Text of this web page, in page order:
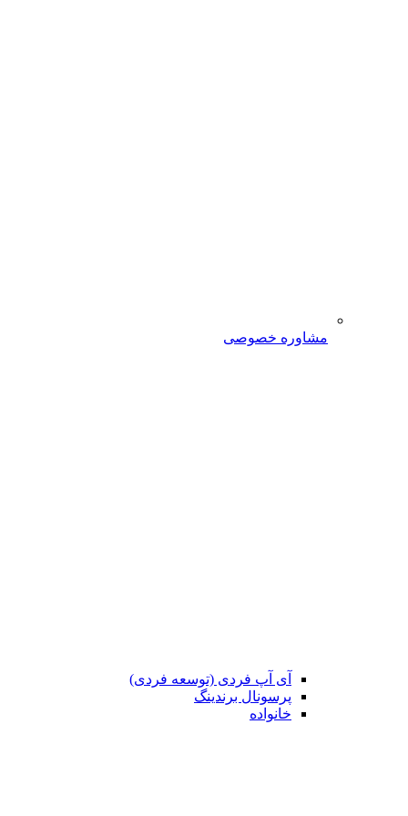
مشاوره خصوصی
آی آپ فردی (توسعه فردی)
پرسونال برندینگ
خانواده